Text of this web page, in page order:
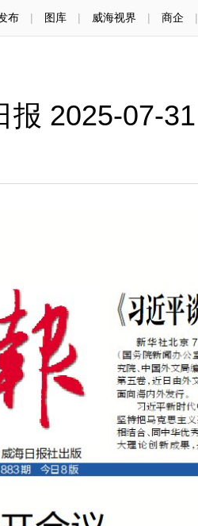
布 | 图库 | 威海视界 | 商企 |
报 2025-07-31